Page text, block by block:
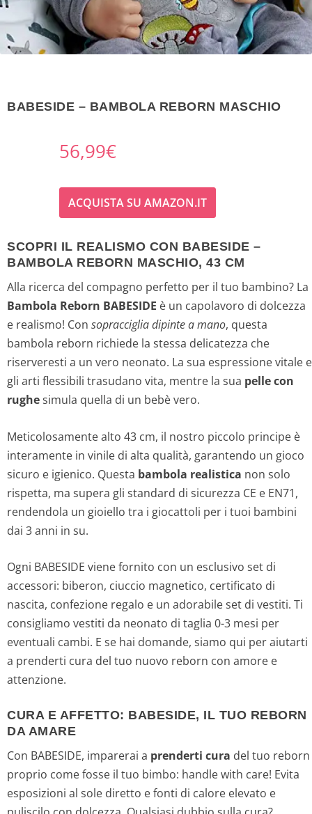
BABESIDE – BAMBOLA REBORN MASCHIO
56,99€
ACQUISTA SU AMAZON.IT
SCOPRI IL REALISMO CON BABESIDE –
BAMBOLA REBORN MASCHIO, 43 CM
Alla ricerca del compagno perfetto per il tuo bambino? La
Bambola Reborn BABESIDE è un capolavoro di dolcezza
e realismo! Con sopracciglia dipinte a mano, questa
bambola reborn richiede la stessa delicatezza che
riserveresti a un vero neonato. La sua espressione vitale e
gli arti flessibili trasudano vita, mentre la sua pelle con
rughesimula quella di un bebè vero.
Meticolosamente alto 43 cm, il nostro piccolo principe è
interamente in vinile di alta qualità, garantendo un gioco
sicuro e igienico. Questa bambola realistica non solo
rispetta, ma supera gli standard di sicurezza CE e EN71,
rendendola un gioiello tra i giocattoli per i tuoi bambini
dai 3 anni in su.
Ogni BABESIDE viene fornito con un esclusivo set di
accessori: biberon, ciuccio magnetico, certificato di
nascita, confezione regalo e un adorabile set di vestiti. Ti
consigliamo vestiti da neonato di taglia 0-3 mesi per
eventuali cambi. E se hai domande, siamo qui per aiutarti
a prenderti cura del tuo nuovo reborn con amore e
attenzione.
CURA E AFFETTO: BABESIDE, IL TUO REBORN
DA AMARE
Con BABESIDE, imparerai a prenderti cura del tuo reborn
proprio come fosse il tuo bimbo: handle with care! Evita
esposizioni al sole diretto e fonti di calore elevato e